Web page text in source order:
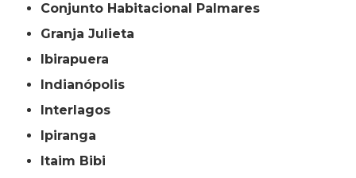
Conjunto Habitacional Palmares
Granja Julieta
Ibirapuera
Indianópolis
Interlagos
Ipiranga
Itaim Bibi